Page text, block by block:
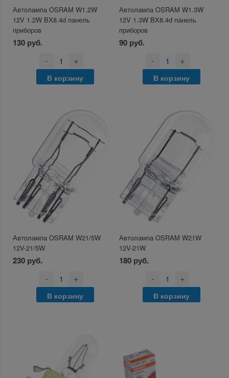
Автолампа OSRAM W1.2W
12V 1.2W BX8.4d панель
приборов
130 руб.
- +
В корзину
Автолампа OSRAM W1.3W
12V 1.3W BX8.4d панель
приборов
90 руб.
- +
В корзину
Автолампа OSRAM W21/5W
12V-21/5W
230 руб.
- +
В корзину
Автолампа OSRAM W21W
12V-21W
180 руб.
- +
В корзину